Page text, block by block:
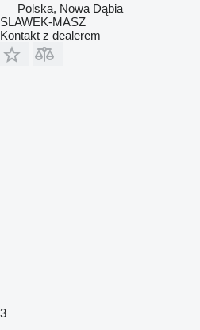
Polska, Nowa Dąbia
SLAWEK-MASZ
Kontakt z dealerem
3